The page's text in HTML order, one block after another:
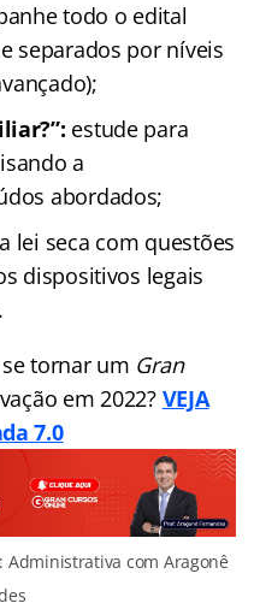
todo o edital
separados por níveis
estude para
a
abordados;
lei seca com questões
dispositivos legais
tornar um Gran
em 2022? VEJA
7.0
Administrativa com Aragonê